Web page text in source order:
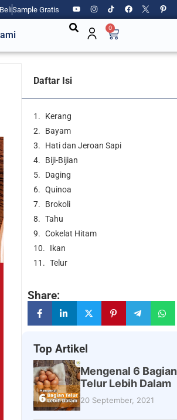
BeliSample Gratis
0
Daftar Isi
Kerang
Bayam
Hati dan Jeroan Sapi
Biji-Bijian
Daging
Quinoa
Brokoli
Tahu
Cokelat Hitam
Ikan
Telur
Share:
Top Artikel
Mengenal 6 Bagian
Telur Lebih Dalam
20 September, 2021